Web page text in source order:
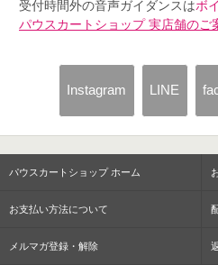
受付時間外の音声ガイダンスはボ
パウスカートショップ 実店舗のご
Instagram LINE
パウスカートショップ ホーム
お支払い方法について
メルマガ登録・解除